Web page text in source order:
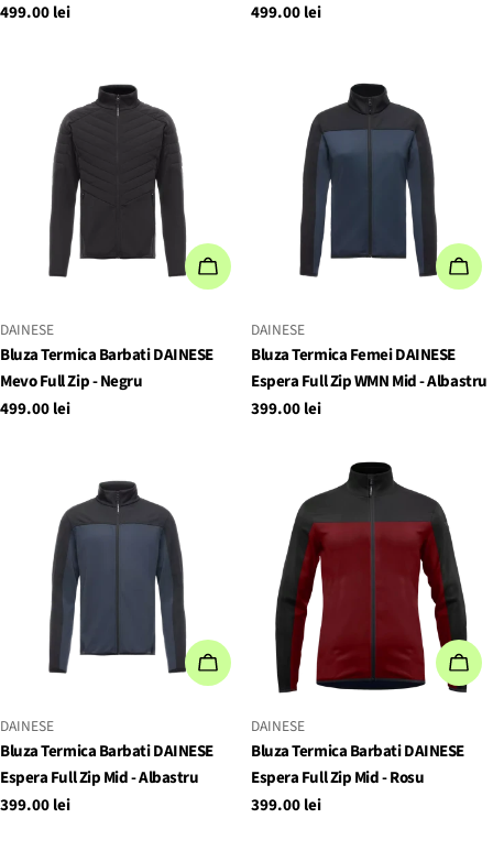
Preț
499.00 lei
Preț
499.00 lei
ADAUGĂ IN COŞ
FURNIZOR:
DAINESE
Bluza Termica Barbati DAINESE
Mevo Full Zip - Negru
Preț
499.00 lei
FURNIZOR:
DAINESE
Bluza Termica Femei DAINESE
Espera Full Zip WMN Mid - Albastru
Preț
399.00 lei
ADAUGĂ IN COŞ
FURNIZOR:
DAINESE
Bluza Termica Barbati DAINESE
Espera Full Zip Mid - Albastru
Preț
399.00 lei
FURNIZOR:
DAINESE
Bluza Termica Barbati DAINESE
Espera Full Zip Mid - Rosu
Preț
399.00 lei